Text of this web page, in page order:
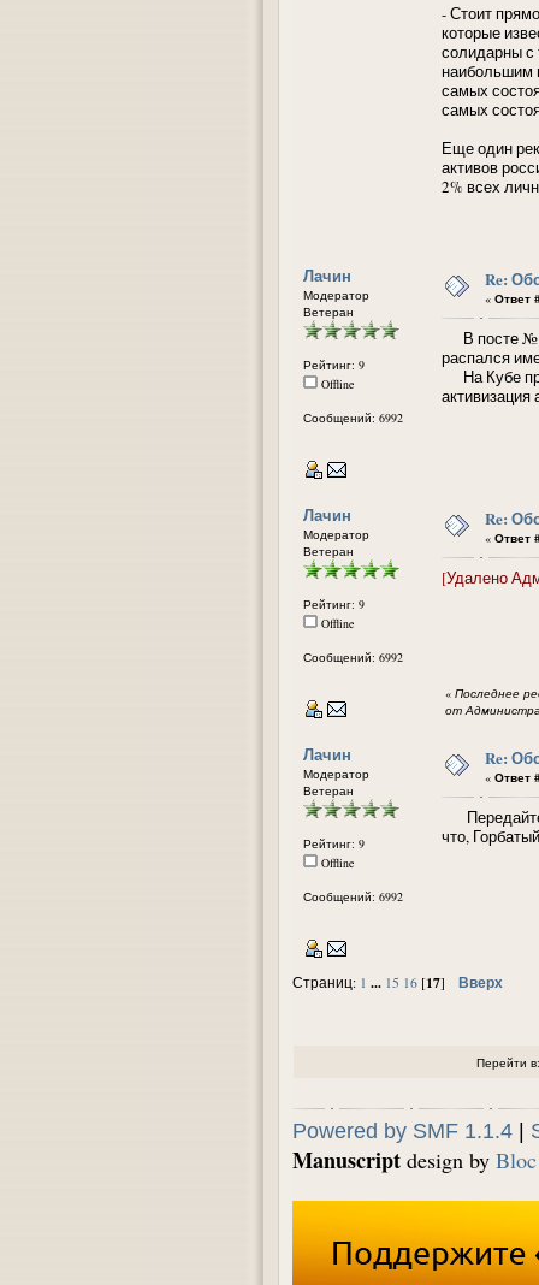
- Стоит
которые
солидарны с
наибольшим
самых
самых
Еще один
активов
2% всех
Лачин
Модератор
Ветеран
Рейтинг: 9
Offline
Сообщений: 6992
Re:
« Ответ
В посте №
распался
На Кубе
активизация
Лачин
Модератор
Ветеран
Рейтинг: 9
Offline
Сообщений: 6992
Re:
« Ответ
[Удалено
« Последнее
от
Лачин
Модератор
Ветеран
Рейтинг: 9
Offline
Сообщений: 6992
Re:
« Ответ
Передайте
что,
Страниц: 1 ... 15 16 [17] Вверх
Перейти в:
Powered by SMF 1.1.4 |
Manuscript design by Bloc